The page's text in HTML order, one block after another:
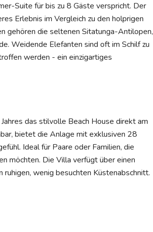
Suite für bis zu 8 Gäste verspricht. Der
Erlebnis im Vergleich zu den holprigen
gehören die seltenen Sitatunga-Antilopen,
Weidende Elefanten sind oft im Schilf zu
werden - ein einzigartiges
das stilvolle Beach House direkt am
bietet die Anlage mit exklusiven 28
Ideal für Paare oder Familien, die
möchten. Die Villa verfügt über einen
wenig besuchten Küstenabschnitt.